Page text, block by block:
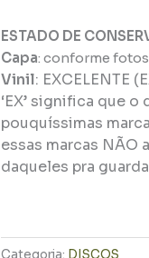
ESTADO DE
Capa: conforme
Vinil: EXCELENTE
‘EX’ significa que
pouquíssimas
essas marcas NÃO
daqueles pra
Categoria: DISCOS